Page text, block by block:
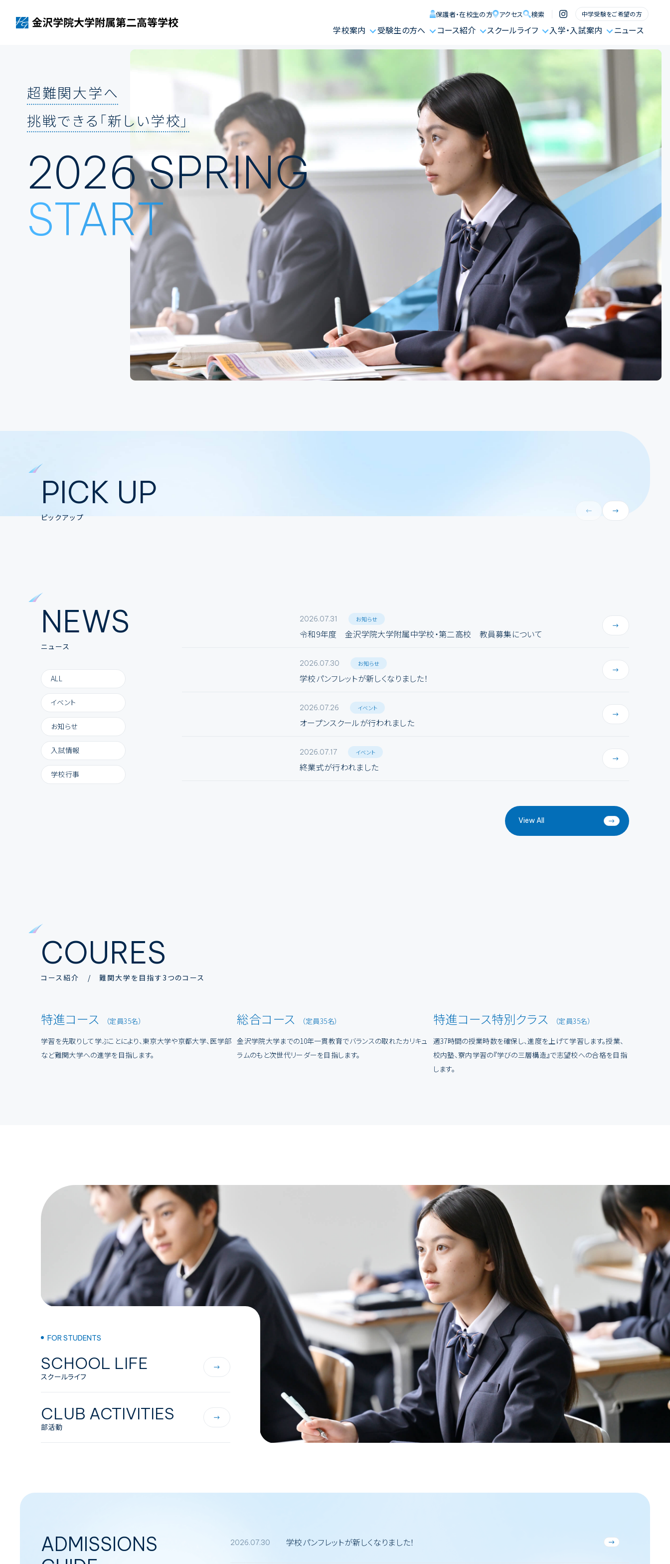
保護者・在校生の方 アクセス 検索 中学受験をご希望の方
学校案内 受験生の方へ コース紹介 スクールライフ 入学・入試案内 ニュース
超難関大学へ
挑戦できる「新しい学校」
2026 SPRING
START
PICK UP
ピックアップ
NEWS
ニュース
ALL
イベント
お知らせ
入試情報
学校行事
2026.07.31 お知らせ
令和9年度 金沢学院大学附属中学校・第二高校 教員募集について
2026.07.30 お知らせ
学校パンフレットが新しくなりました！
2026.07.26 イベント
オープンスクールが行われました
2026.07.17 イベント
終業式が行われました
View All
スクールライフ
COURES
コース紹介 / 難関大学を目指す3つのコース
特進コース
（定員35名）
学習を先取りして学ぶことにより、東京大学や京都大学、医学部
など難関大学への進学を目指します。
総合コース
（定員35名）
金沢学院大学までの10年一貫教育でバランスの取れたカリキュ
ラムのもと次世代リーダーを目指します。
特進コース特別クラス
（定員35名）
週37時間の授業時数を確保し、進度を上げて学習します。授業、
校内塾、寮内学習の『学びの三層構造』で志望校への合格を目指
します。
FOR STUDENTS
SCHOOL LIFE
スクールライフ
CLUB ACTIVITIES
部活動
ADMISSIONS
2026.07.30 学校パンフレットが新しくなりました！